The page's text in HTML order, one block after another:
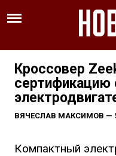
Кроссовер
ВЯЧЕСЛАВ МАКСИМОВ —
Компактный